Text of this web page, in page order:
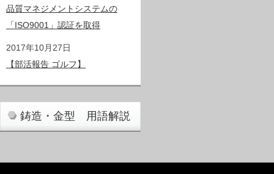
品質マネジメントシステムの
「ISO9001」認証を取得
2017年10月27日
【部活報告 ゴルフ】
鋳造・金型 用語解説